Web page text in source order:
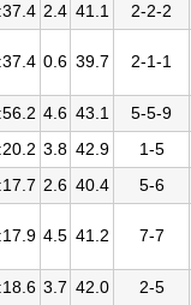
2.4 41.1 2-2-2
0.6 39.7 2-1-1
4.6 43.1 5-5-9
3.8 42.9 1-5
2.6 40.4 5-6
4.5 41.2 7-7
3.7 42.0 2-5